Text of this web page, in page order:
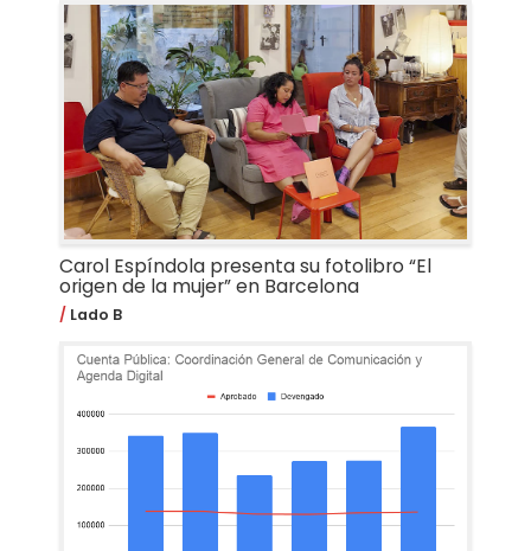
Carol Espíndola presenta su fotolibro “El
origen de la mujer” en Barcelona
Lado B